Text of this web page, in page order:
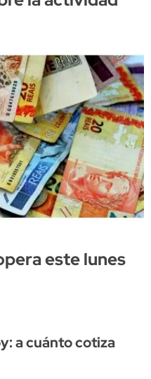
este lunes
a cuánto cotiza